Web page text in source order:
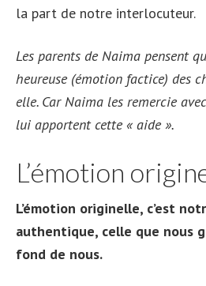
la part de notre interlocuteur.
Les parents de Naima pensent
heureuse (émotion factice) des
elle. Car Naima les remercie
lui apportent cette « aide ».
L’émotion
L’émotion originelle, c’est
authentique, celle que nous
fond de nous.